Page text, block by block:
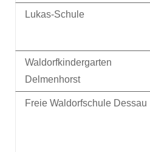
Lukas-Schule
Waldorfkindergarten
Delmenhorst
Freie Waldorfschule Dessau